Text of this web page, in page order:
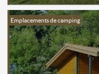
Emplacements de camping